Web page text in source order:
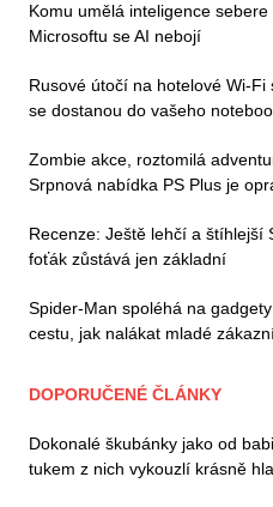
Komu umělá inteligence
Microsoftu se AI nebojí
Rusové útočí na hotelové Wi-
se dostanou do vašeho
Zombie akce, roztomilá
Srpnová nabídka PS Plus je
Recenze: Ještě lehčí a štíhlejší
foťák zůstává jen základní
Spider-Man spoléhá na
cestu, jak nalákat mladé
DOPORUČENÉ ČLÁNKY
Dokonalé škubánky jako od
tukem z nich vykouzlí krásně